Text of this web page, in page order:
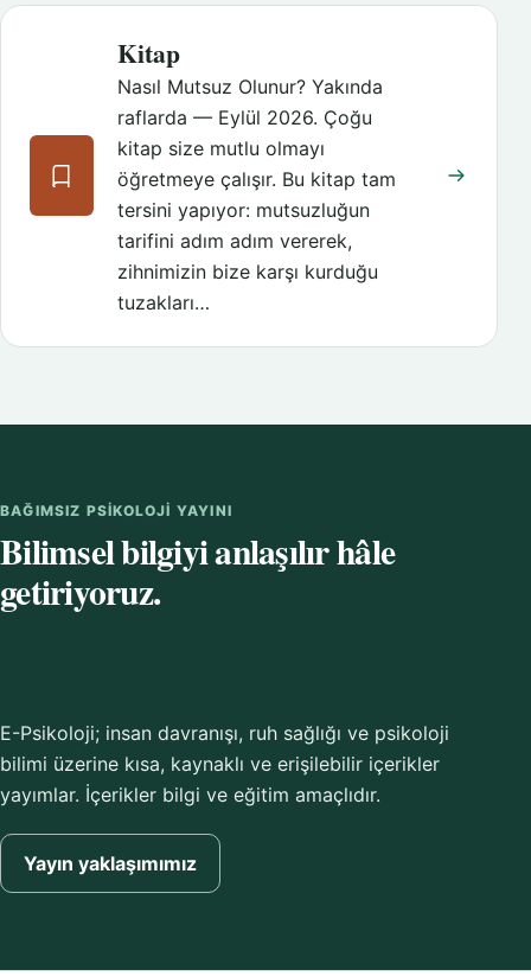
Kitap
Nasıl Mutsuz Olunur? Yakında
raflarda — Eylül 2026. Çoğu
kitap size mutlu olmayı
öğretmeye çalışır. Bu kitap tam
tersini yapıyor: mutsuzluğun
tarifini adım adım vererek,
zihnimizin bize karşı kurduğu
tuzakları…
BAĞIMSIZ PSIKOLOJI YAYINI
Bilimsel bilgiyi anlaşılır hâle
getiriyoruz.
E-Psikoloji; insan davranışı, ruh sağlığı ve psikoloji
bilimi üzerine kısa, kaynaklı ve erişilebilir içerikler
yayımlar. İçerikler bilgi ve eğitim amaçlıdır.
Yayın yaklaşımımız